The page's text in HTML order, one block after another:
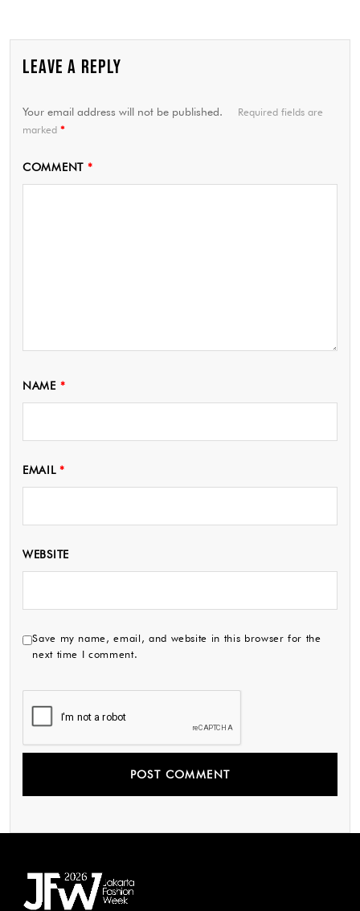
LEAVE A REPLY
Your email address will not be published.
Required fields are
marked *
COMMENT *
NAME *
EMAIL*
WEBSITE
Save my name, email, and website in this browser for the
next time I comment.